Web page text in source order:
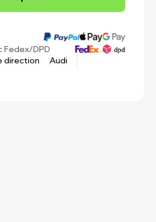
Fedex/DPD
direction
Audi